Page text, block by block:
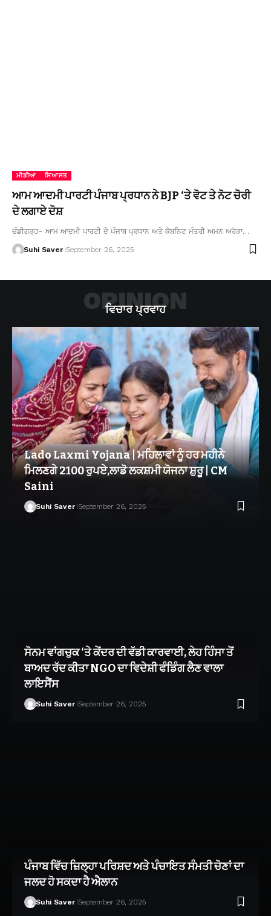
ਮੀਡੀਆ ਸਿਆਸਤ
ਆਮ ਆਦਮੀ ਪਾਰਟੀ ਪੰਜਾਬ ਪ੍ਰਧਾਨ ਨੇ BJP ‘ਤੇ ਵੋਟ ਤੇ ਨੋਟ ਚੋਰੀ
ਦੇ ਲਗਾਏ ਦੋਸ਼
ਚੰਡੀਗੜ੍ਹ– ਆਮ ਆਦਮੀ ਪਾਰਟੀ ਦੇ ਪੰਜਾਬ ਪ੍ਰਧਾਨ ਅਤੇ ਕੈਬਨਿਟ ਮੰਤਰੀ ਅਮਨ ਅਰੋੜਾ…
Suhi Saver September 26, 2025
ਵਿਚਾਰ ਪ੍ਰਵਾਹ
OPINION
Lado Laxmi Yojana | ਮਹਿਲਾਵਾਂ ਨੂੰ ਹਰ ਮਹੀਨੇ
ਮਿਲਣਗੇ 2100 ਰੁਪਏ,ਲਾਡੋ ਲਕਸ਼ਮੀ ਯੋਜਨਾ ਸ਼ੁਰੂ | CM
Saini
Suhi Saver September 26, 2025
ਸੋਨਮ ਵਾਂਗਚੁਕ ‘ਤੇ ਕੇਂਦਰ ਦੀ ਵੱਡੀ ਕਾਰਵਾਈ, ਲੇਹ ਹਿੰਸਾ ਤੋਂ
ਬਾਅਦ ਰੱਦ ਕੀਤਾ NGO ਦਾ ਵਿਦੇਸ਼ੀ ਫੰਡਿੰਗ ਲੈਣ ਵਾਲਾ
ਲਾਇਸੈਂਸ
Suhi Saver September 26, 2025
ਪੰਜਾਬ ਵਿੱਚ ਜ਼ਿਲ੍ਹਾ ਪਰਿਸ਼ਦ ਅਤੇ ਪੰਚਾਇਤ ਸੰਮਤੀ ਚੋਣਾਂ ਦਾ
ਜਲਦ ਹੋ ਸਕਦਾ ਹੈ ਐਲਾਨ
Suhi Saver September 26, 2025